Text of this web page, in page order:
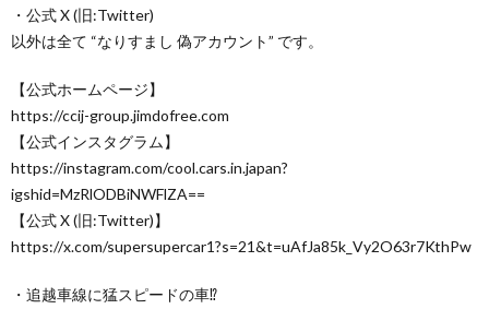
・公式 X (旧:Twitter)
以外は全て “なりすまし 偽アカウント” です。
【公式ホームページ】
https://ccij-group.jimdofree.com
【公式インスタグラム】
https://instagram.com/cool.cars.in.japan?
igshid=MzRlODBiNWFlZA==
【公式 X (旧:Twitter)】
https://x.com/supersupercar1?s=21&t=uAfJa85k_Vy2O63r7KthPw
・追越車線に猛スピードの車⁉️